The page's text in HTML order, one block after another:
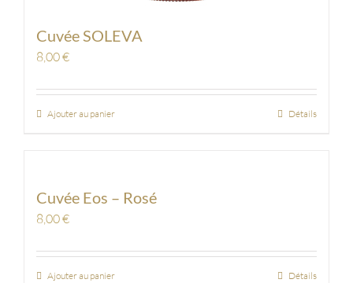
Cuvée SOLEVA
8,00€
Ajouter au panier Détails
Cuvée Eos – Rosé
8,00€
Ajouter au panier Détails